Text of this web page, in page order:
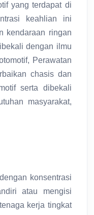
yang terdapat di
keahlian ini
kendaraan ringan
dengan ilmu
Perawatan
chasis dan
serta dibekali
masyarakat,
konsentrasi
atau mengisi
kerja tingkat